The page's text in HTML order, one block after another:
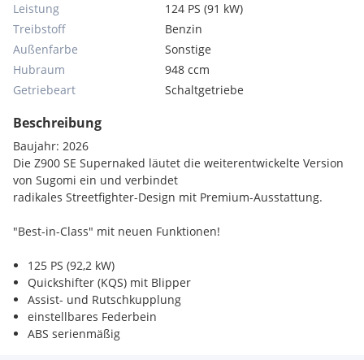
Leistung
124 PS (91 kW)
Treibstoff
Benzin
Außenfarbe
Sonstige
Hubraum
948 ccm
Getriebeart
Schaltgetriebe
Beschreibung
Baujahr: 2026
Die Z900 SE Supernaked läutet die weiterentwickelte Version
von Sugomi ein und verbindet
radikales Streetfighter-Design mit Premium-Ausstattung.
"Best-in-Class" mit neuen Funktionen!
125 PS (92,2 kW)
Quickshifter (KQS) mit Blipper
Assist- und Rutschkupplung
einstellbares Federbein
ABS serienmäßig